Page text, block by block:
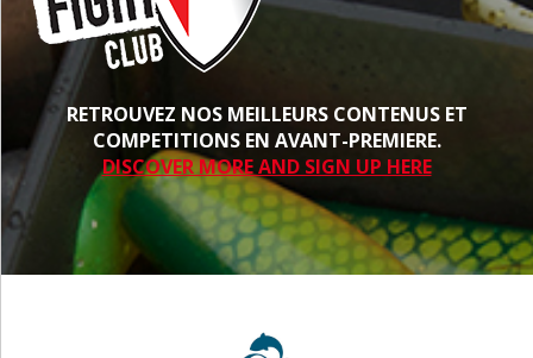
RETROUVEZ NOS MEILLEURS CONTENUS ET
COMPETITIONS EN AVANT-PREMIERE.
DISCOVER MORE AND SIGN UP HERE